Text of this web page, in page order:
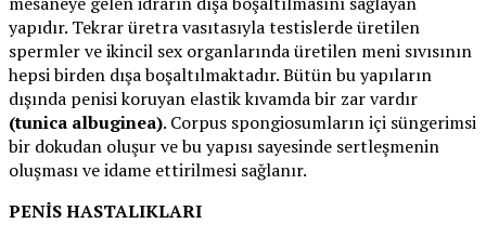
yapıdır. Tekrar üretra vasıtasıyla testislerde üretilen
spermler ve ikincil sex organlarında üretilen meni sıvısının
hepsi birden dışa boşaltılmaktadır. Bütün bu yapıların
dışında penisi koruyan elastik kıvamda bir zar vardır
(tunica albuginea). Corpus spongiosumların içi süngerimsi
bir dokudan oluşur ve bu yapısı sayesinde sertleşmenin
oluşması ve idame ettirilmesi sağlanır.
PENİS HASTALIKLARI